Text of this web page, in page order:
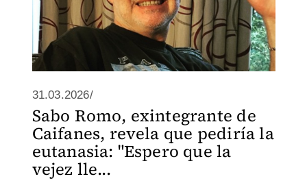
31.03.2026/
Sabo Romo, exintegrante de
Caifanes, revela que pediría la
eutanasia: "Espero que la
vejez lle...